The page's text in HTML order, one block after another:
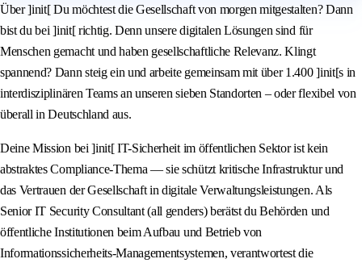
Über ]init[ Du möchtest die Gesellschaft von morgen mitgestalten? Dann
bist du bei ]init[ richtig. Denn unsere digitalen Lösungen sind für
Menschen gemacht und haben gesellschaftliche Relevanz. Klingt
spannend? Dann steig ein und arbeite gemeinsam mit über 1.400 ]init[s in
interdisziplinären Teams an unseren sieben Standorten – oder flexibel von
überall in Deutschland aus.
Deine Mission bei ]init[ IT-Sicherheit im öffentlichen Sektor ist kein
abstraktes Compliance-Thema — sie schützt kritische Infrastruktur und
das Vertrauen der Gesellschaft in digitale Verwaltungsleistungen. Als
Senior IT Security Consultant (all genders) berätst du Behörden und
öffentliche Institutionen beim Aufbau und Betrieb von
Informationssicherheits-Managementsystemen, verantwortest die